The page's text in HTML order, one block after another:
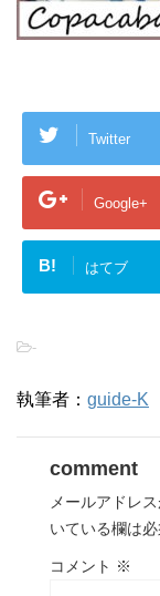
Twitter
Google+
B! はてブ
-
執筆者： guide-K
comment
メールアドレ
いている欄は
コメント ※